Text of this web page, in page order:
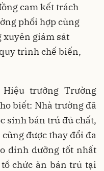
cam kết trách
phối hợp cùng
xuyên giám sát
trình chế biến,
trưởng Trường
biết: Nhà trường đã
sinh bán trú đủ chất,
được thay đổi đa
dinh dưỡng tốt nhất
chức ăn bán trú tại